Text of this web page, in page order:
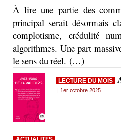
À lire une partie des
principal serait désormais
complotisme, crédulité
algorithmes. Une part
le sens du réel. (…)
LECTURE DU MOIS
| 1er octobre 2025